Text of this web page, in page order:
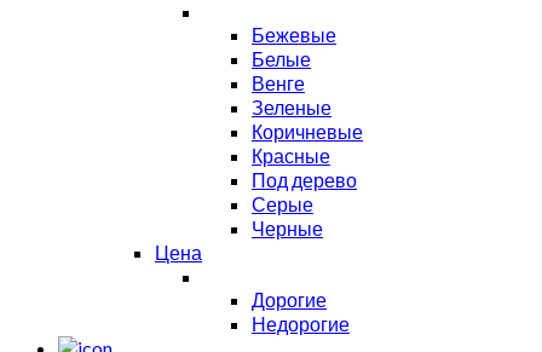
Бежевые
Белые
Венге
Зеленые
Коричневые
Красные
Под дерево
Серые
Черные
Цена
Дорогие
Недорогие